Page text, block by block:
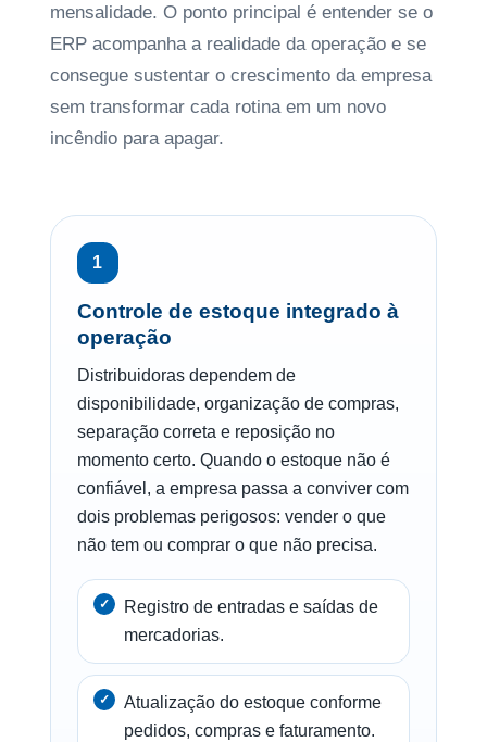
mensalidade. O ponto principal é entender se o
ERP acompanha a realidade da operação e se
consegue sustentar o crescimento da empresa
sem transformar cada rotina em um novo
incêndio para apagar.
1
Controle de estoque integrado à
operação
Distribuidoras dependem de
disponibilidade, organização de compras,
separação correta e reposição no
momento certo. Quando o estoque não é
confiável, a empresa passa a conviver com
dois problemas perigosos: vender o que
não tem ou comprar o que não precisa.
Registro de entradas e saídas de
mercadorias.
Atualização do estoque conforme
pedidos, compras e faturamento.